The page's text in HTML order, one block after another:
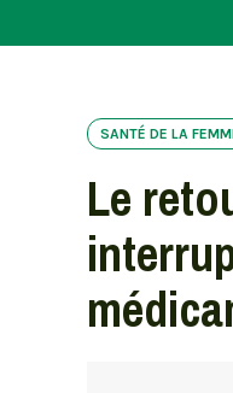
Le retour à
SANTÉ DE LA
Le